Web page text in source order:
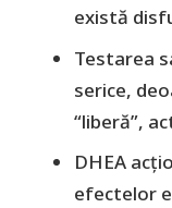
există
Testarea
serice,
“liberă”,
DHEA
efectelor